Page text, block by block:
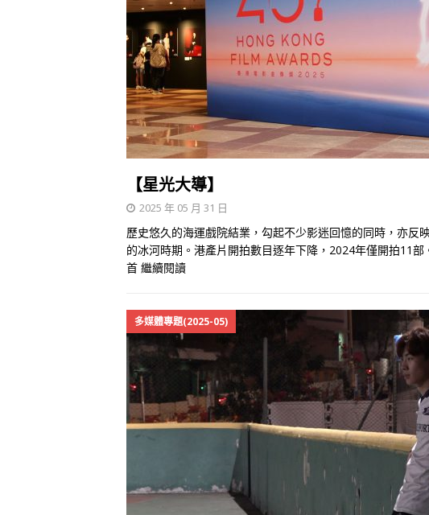
【星光大導】
2025 年 05 月 31 日
歷史悠久的海運戲院結業，勾起不少影迷回憶的同時，亦反
的冰河時期。港產片開拍數目逐年下降，2024年僅開拍11
首 繼續閱讀
多媒體專題(2025-05)